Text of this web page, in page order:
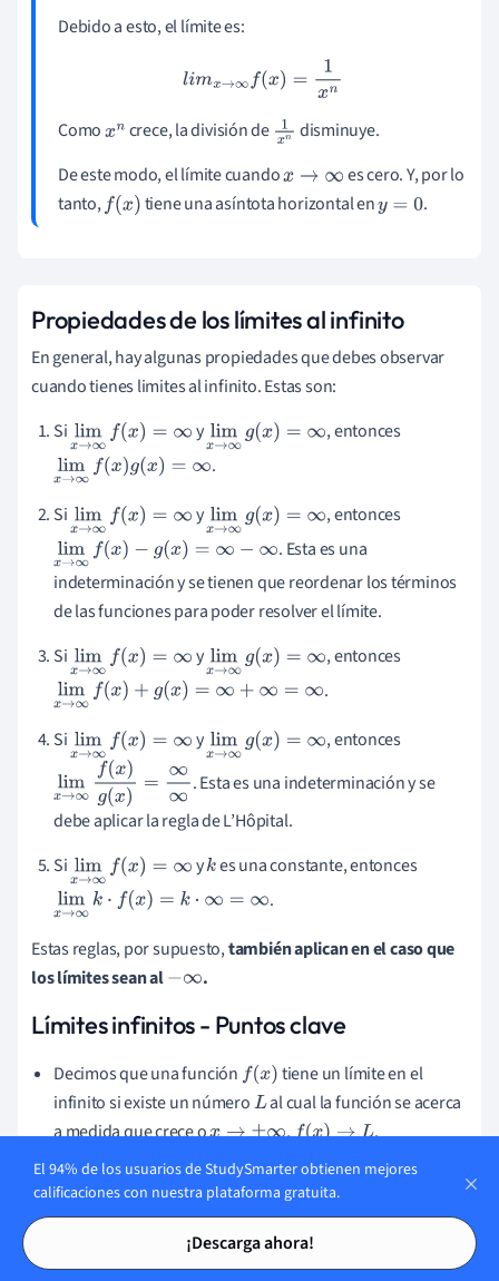
Tarjetas de estudio
Tarjetas de estudio
Debido a esto, el límite es:
li x ∞f(x)=1x n
Comoxn crece, la división de 1x disminuye.
De este modo, el límite cuandox→∞
es cero. Y, por lo
tanto,f(x) tiene una asíntota horizontal eny=0 .
Propiedades de los límites al infinito
En general, hay algunas propiedades que debes observar
cuando tienes limites al infinito. Estas son:
Si limx→∞f(x) =∞ y limx→∞g(x )=∞
, entonces
limx→∞f(x)g(x)= ∞ .
Si limx→∞f(x) =∞ y limx→∞g(x )=∞
, entonces
limx→∞f(x) −g (x)=∞ −∞
. Esta es una
indeterminación y se tienen que reordenar los términos
de las funciones para poder resolver el límite.
Si limx→∞f(x) =∞ y limx→∞g(x )=∞
, entonces
limx→∞f(x) +g (x)=∞ +∞ =∞ .
Si limx→∞f(x) =∞ y limx→∞g(x )=∞
, entonces
limx→ ∞f(x)g (x) =∞
∞
. Esta es una indeterminación y se
debe aplicar la regla de L’Hôpital.
Si limx→∞f(x) =∞ ykes una constante, entonces
limx→∞k·f(x)= k·∞=∞ .
Estas reglas, por supuesto,también aplican en el caso que
los límites sean al−∞ .
Límites infinitos - Puntos clave
Decimos que una función f(x)
tiene un límite en el
infinito si existe un númeroLal cual la función se acerca
a medida que crece ox→±∞ ,f(x)→L
.
Hay tres maneras de averiguar qué pasa con una función
cuando tiene un limite al infinito:
El 94% de los usuarios de StudySmarter obtienen mejores
calificaciones con nuestra plataforma gratuita.
¡Descarga ahora!